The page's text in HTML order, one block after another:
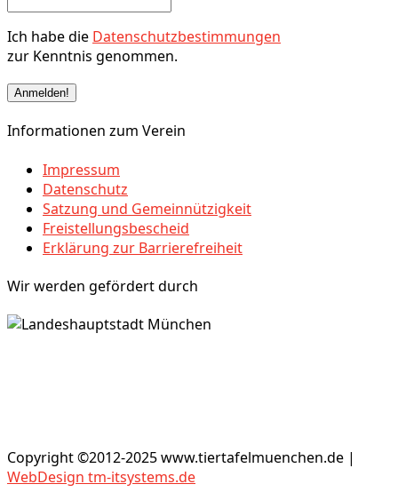
Ich habe die Datenschutzbestimmungen
zur Kenntnis genommen.
Informationen zum Verein
Impressum
Datenschutz
Satzung und Gemeinnützigkeit
Freistellungsbescheid
Erklärung zur Barrierefreiheit
Wir werden gefördert durch
Copyright ©2012-2025 www.tiertafelmuenchen.de |
WebDesign tm-itsystems.de